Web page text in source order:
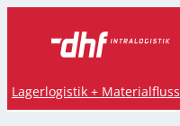
Lagerlogistik + Materialfluss